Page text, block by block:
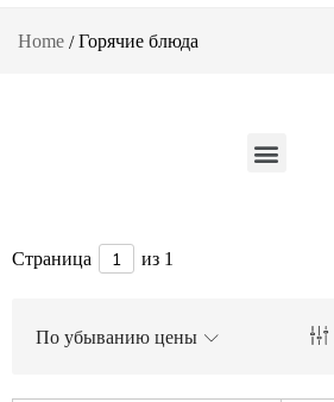
суши
–
доставка
Home Горячие блюда
Страница из 1
По убыванию цены